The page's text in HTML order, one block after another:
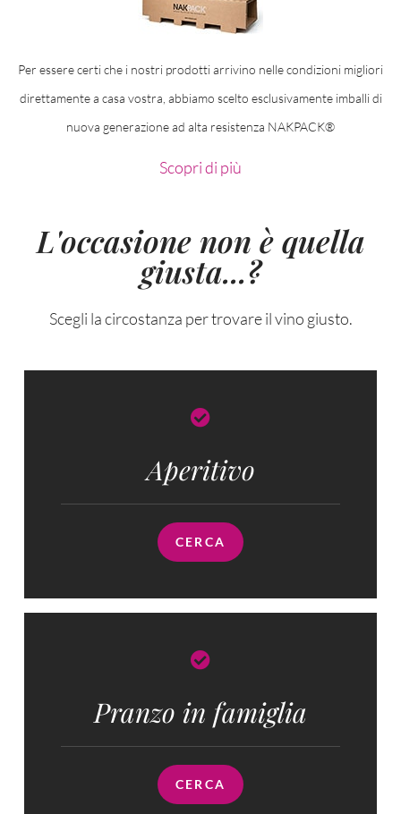
Per essere certi che i nostri prodotti arrivino nelle condizioni migliori
direttamente a casa vostra, abbiamo scelto esclusivamente imballi di
nuova generazione ad alta resistenza NAKPACK®
Scopri di più
L'occasione non è quella
giusta...?
Scegli la circostanza per trovare il vino giusto.
Aperitivo
CERCA
Pranzo in famiglia​
CERCA